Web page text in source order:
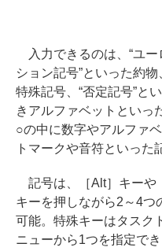
入力できるのは、“ユー
ション記号”といった約
特殊記号、“否定記号”と
きアルファベットといっ
○の中に数字やアルファ
トマークや音符といった
記号は、［Alt］キーや
キーを押しながら2～4つ
可能。特殊キーはタスク
ニューから1つを指定で